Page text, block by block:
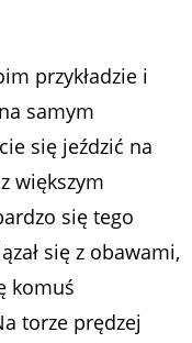
przykładzie i
samym
się jeździć na
większym
się tego
się z obawami,
komuś
torze prędzej